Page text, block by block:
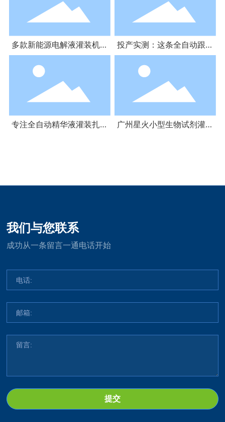
多款新能源电解液灌装机新
升级 适配储能与新能源汽
车流体物料灌装
投产实测：这条全自动跟踪
式酱油灌装生产线如何帮工
厂缩减 70%人工成本
专注全自动精华液灌装扎口
广州星火小型生物试剂灌装
我们与您联系
成功从一条留言一通电话开始
提交